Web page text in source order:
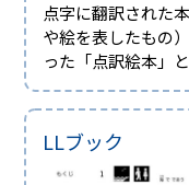
点字に翻訳された
や絵を表したもの
った「点訳絵本」
LLブック